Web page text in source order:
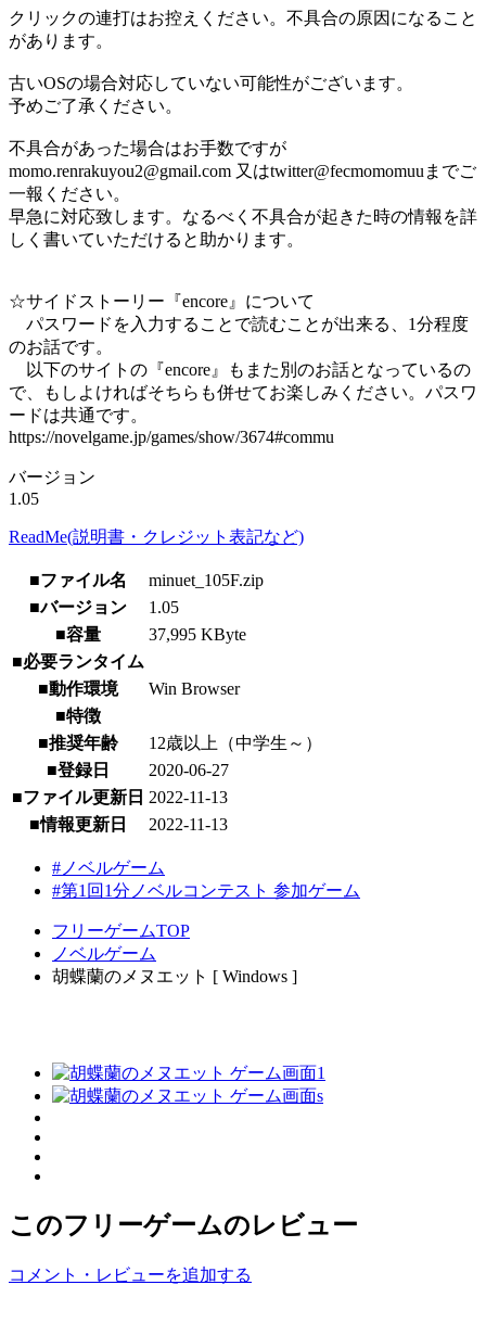
クリックの連打はお控えください。不具合の原因になること
があります。
古いOSの場合対応していない可能性がございます。
予めご了承ください。
不具合があった場合はお手数ですが
momo.renrakuyou2@gmail.com 又はtwitter@fecmomomuuまでご
一報ください。
早急に対応致します。なるべく不具合が起きた時の情報を詳
しく書いていただけると助かります。
☆サイドストーリー『encore』について
パスワードを入力することで読むことが出来る、1分程度
のお話です。
以下のサイトの『encore』もまた別のお話となっているの
で、もしよければそちらも併せてお楽しみください。パスワ
ードは共通です。
https://novelgame.jp/games/show/3674#commu
バージョン
1.05
ReadMe(説明書・クレジット表記など)
■ファイル名
minuet_105F.zip
■バージョン
1.05
■容量
37,995 KByte
■必要ランタイム
■動作環境
Win Browser
■特徴
■推奨年齢
12歳以上（中学生～）
■登録日
2020-06-27
■ファイル更新日 2022-11-13
■情報更新日
2022-11-13
#ノベルゲーム
#第1回1分ノベルコンテスト 参加ゲーム
フリーゲームTOP
ノベルゲーム
胡蝶蘭のメヌエット [ Windows ]
このフリーゲームのレビュー
コメント・レビューを追加する